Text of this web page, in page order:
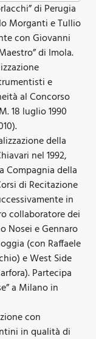
di Perugia
Morganti e Tullio
con Giovanni
di Imola.
e
al Concorso
18 luglio 1990
della
nel 1992,
Compagnia della
di Recitazione
in
collaboratore dei
Nosei e Gennaro
(con Raffaele
e West Side
Partecipa
a Milano in
con
in qualità di